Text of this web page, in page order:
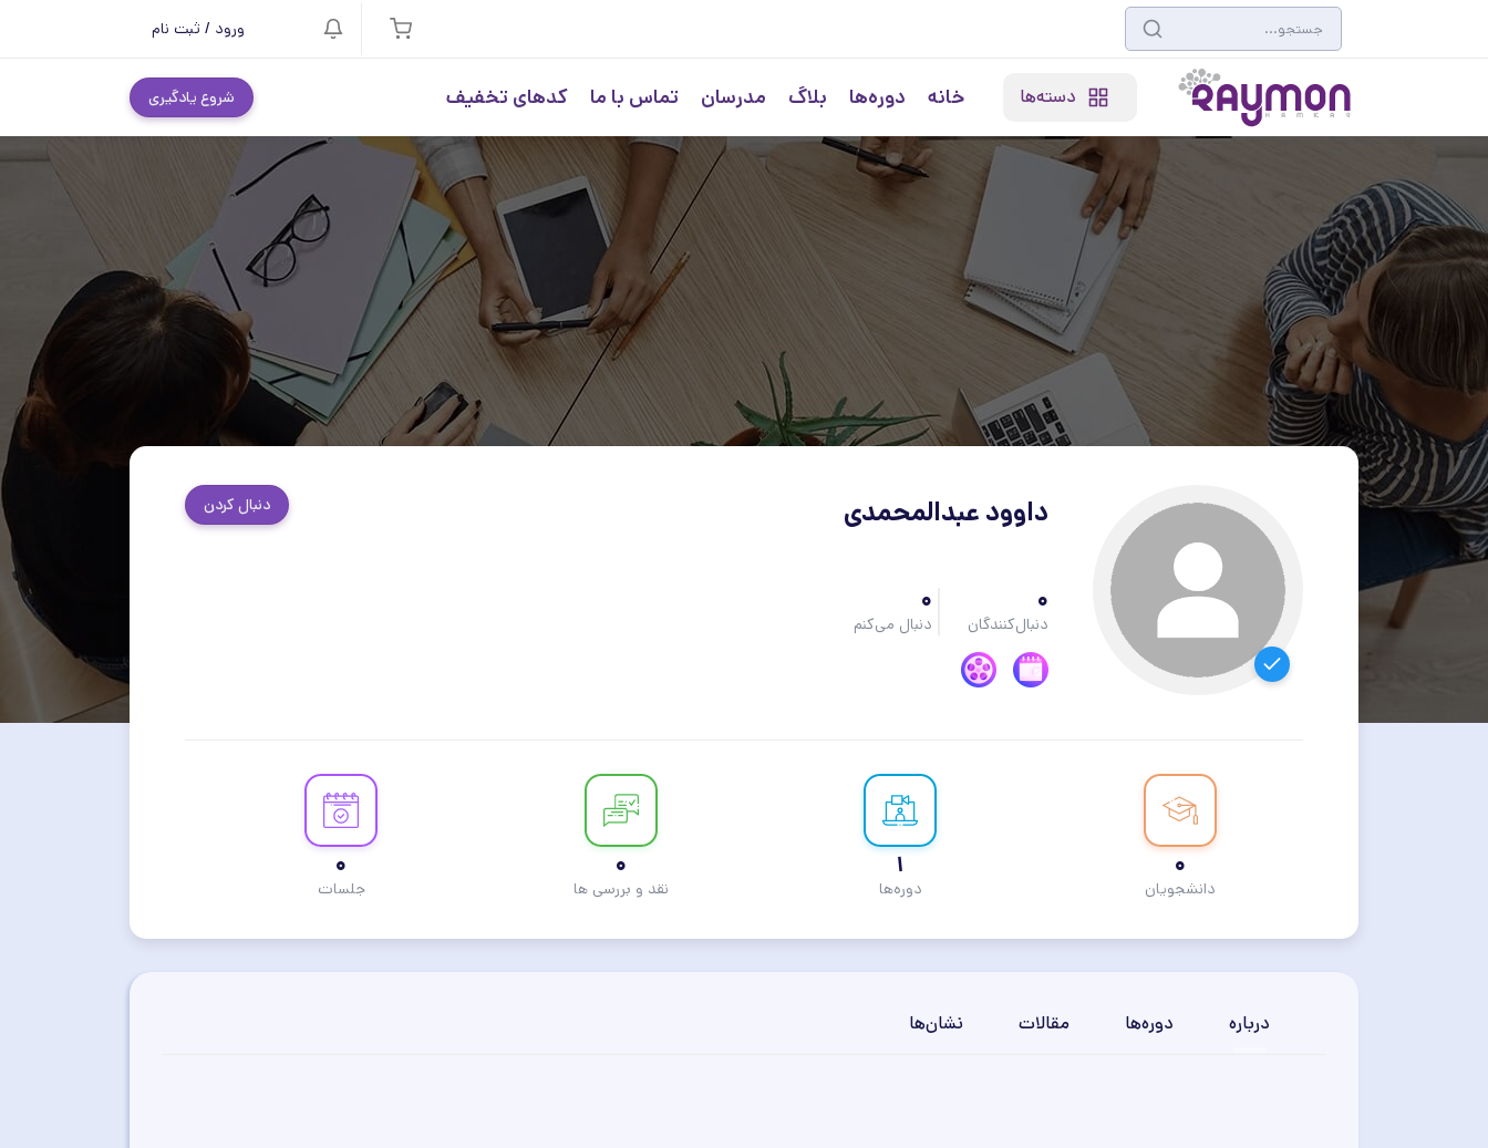
ورود / ثبت نام
دسته‌ها خانه دوره‌ها بلاگ مدرسان تماس با ما کدهای تخفیف شروع یادگیری
داوود عبدالمحمدی
0
دنبال‌کنندگان
0
دنبال می‌کنم
دنبال کردن
0
دانشجویان
1
دوره‌ها
0
نقد و بررسی ها
0
جلسات
درباره دوره‌ها مقالات نشان‌ها